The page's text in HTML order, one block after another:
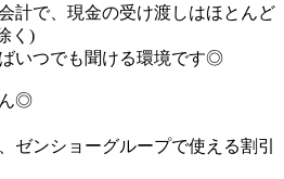
計で、現金の受け渡しはほとんど
く)
いつでも聞ける環境です◎
ん◎
ゼンショーグループで使える割引